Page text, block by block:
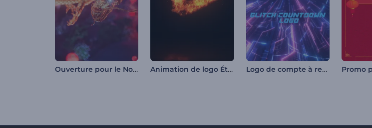
Ouverture pour le Nouvel An chinois Animation de logo Étincelles de feu rapides Logo de compte à rebours Glitch